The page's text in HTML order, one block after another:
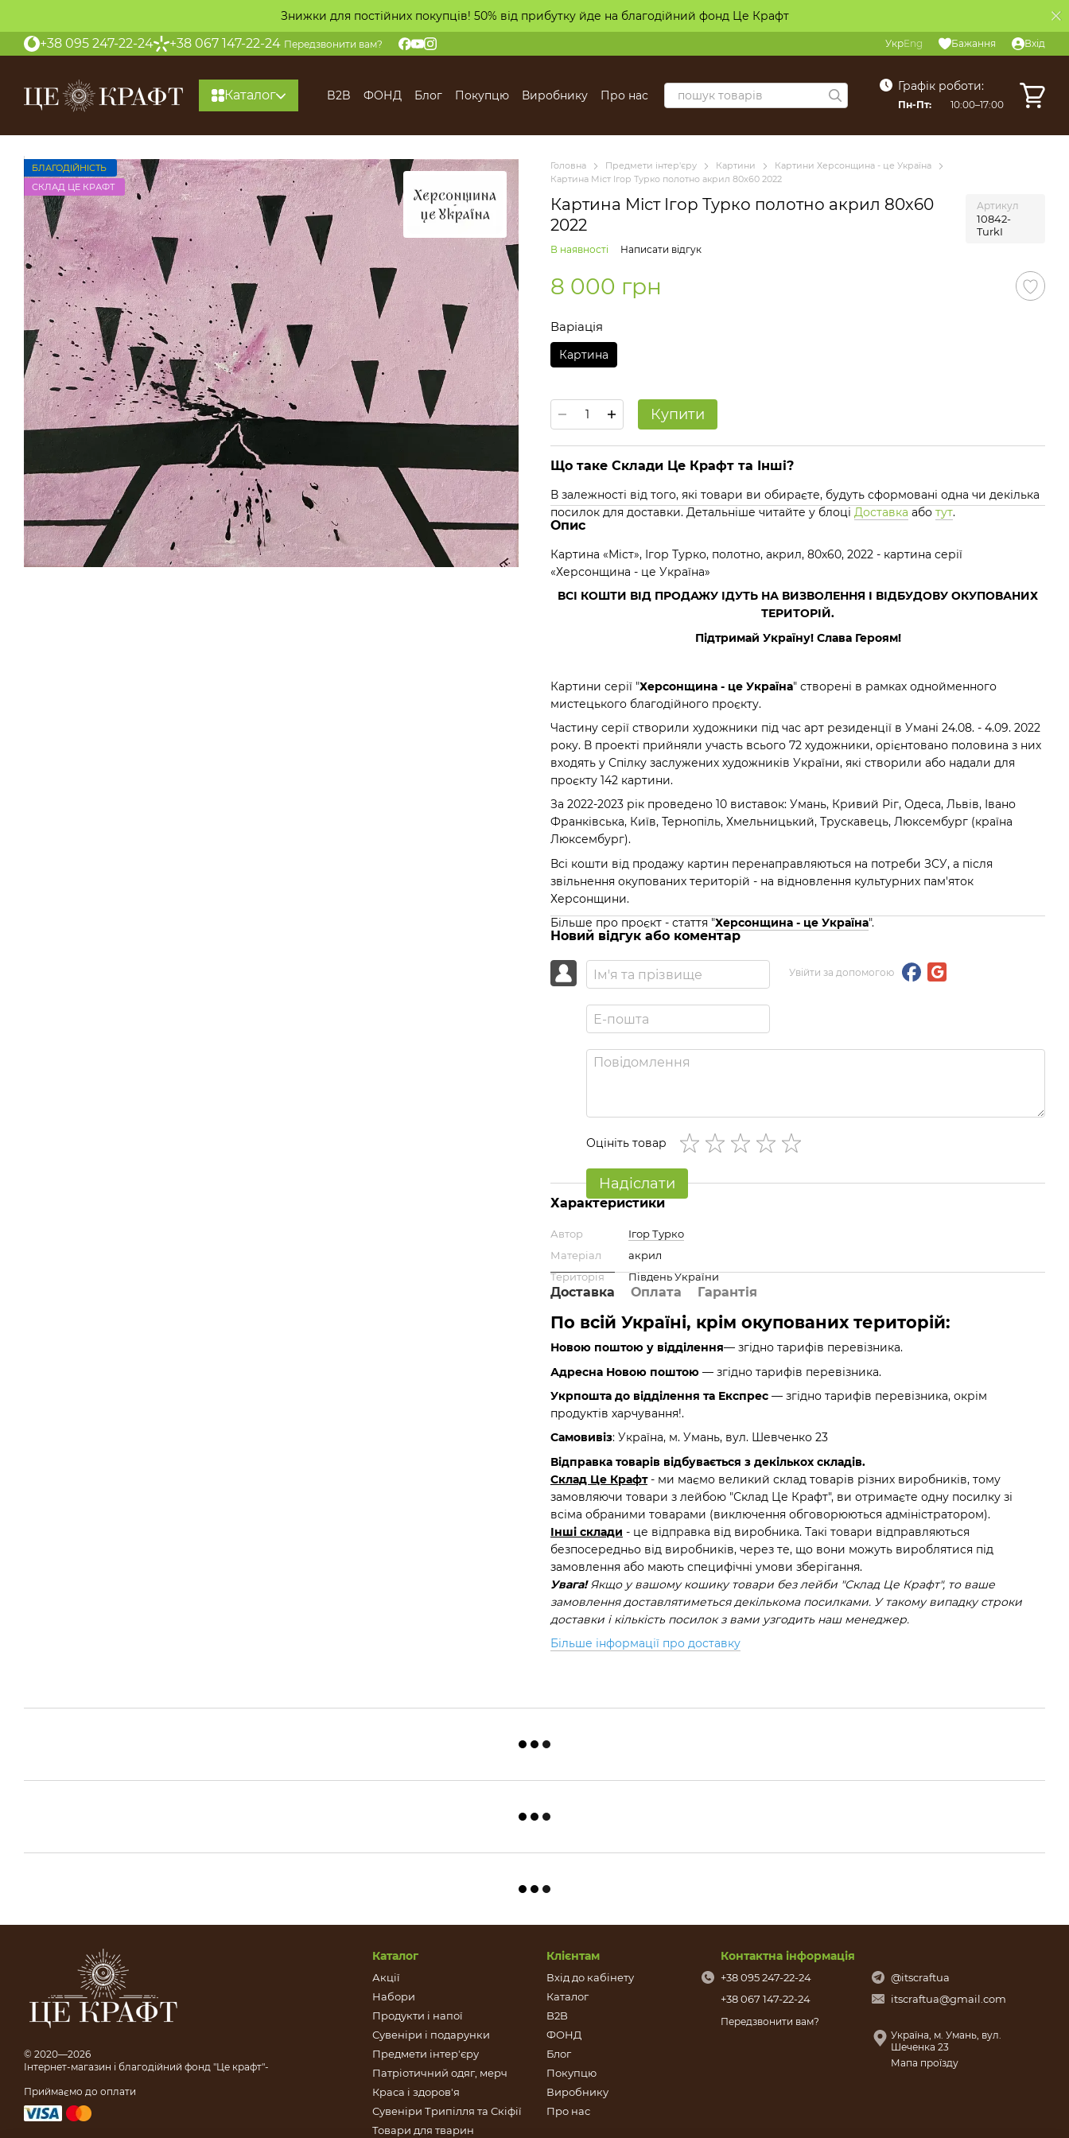
Знижки для постійних покупців! 50% від прибутку йде на благодійний фонд Це Крафт
+38 095 247-22-24 +38 067 147-22-24 Передзвонити вам? УкрEng Бажання Вхід
Каталог B2B ФОНД Блог Покупцю Виробнику Про нас
Графік роботи:
Пн-Пт: 10:00–17:00
БЛАГОДІЙНІСТЬ
СКЛАД ЦЕ КРАФТ
Головна Предмети інтер'єру Картини
Картини Херсонщина - це Україна
Картина Міст Ігор Турко полотно акрил 80х60 2022
Картина Міст Ігор Турко полотно акрил 80х60
2022
Артикул
10842-
TurkI
В наявності Написати відгук
8 000 грн
Варіація
Картина
Купити
Що таке Склади Це Крафт та Інші?
В залежності від того, які товари ви обираєте, будуть сформовані одна чи декілька
посилок для доставки. Детальніше читайте у блоці Доставка або тут.
Опис
Картина «Міст», Ігор Турко, полотно, акрил, 80х60, 2022 - картина серії
«Херсонщина - це Україна»
ВСІ КОШТИ ВІД ПРОДАЖУ ІДУТЬ НА ВИЗВОЛЕННЯ І ВІДБУДОВУ ОКУПОВАНИХ
ТЕРИТОРІЙ.
Підтримай Україну! Слава Героям!
Картини серії "Херсонщина - це Україна" створені в рамках однойменного
мистецького благодійного проєкту.
Частину серії створили художники під час арт резиденції в Умані 24.08. - 4.09. 2022
року. В проекті прийняли участь всього 72 художники, орієнтовано половина з них
входять у Спілку заслужених художників України, які створили або надали для
проєкту 142 картини.
За 2022-2023 рік проведено 10 виставок: Умань, Кривий Ріг, Одеса, Львів, Івано
Франківська, Київ, Тернопіль, Хмельницький, Трускавець, Люксембург (країна
Люксембург).
Всі кошти від продажу картин перенаправляються на потреби ЗСУ, а після
звільнення окупованих територій - на відновлення культурних пам'яток
Херсонщини.
Більше про проєкт - стаття "Херсонщина - це Україна".
Новий відгук або коментар
Увійти за допомогою
Оцініть товар
Надіслати
Характеристики
Автор
Ігор Турко
Матеріал
акрил
Територія
Південь України
Доставка Оплата Гарантія
По всій Україні, крім окупованих територій:
Новою поштою у відділення— згідно тарифів перевізника.
Адресна Новою поштою — згідно тарифів перевізника.
Укрпошта до відділення та Експрес — згідно тарифів перевізника, окрім
продуктів харчування!.
Самовивіз: Україна, м. Умань, вул. Шевченко 23
Відправка товарів відбувається з декількох складів.
Склад Це Крафт- ми маємо великий склад товарів різних виробників, тому
замовляючи товари з лейбою "Склад Це Крафт", ви отримаєте одну посилку зі
всіма обраними товарами (виключення обговорюються адміністратором).
Інші склади - це відправка від виробника. Такі товари відправляються
безпосередньо від виробників, через те, що вони можуть вироблятися під
замовлення або мають специфічні умови зберігання.
Увага!Якщо у вашому кошику товари без лейби "Склад Це Крафт", то ваше
замовлення доставлятиметься декількома посилками. У такому випадку строки
доставки і кількість посилок з вами узгодить наш менеджер.
Більше інформації про доставку
© 2020—2026
Інтернет-магазин і благодійний фонд "Це крафт"-
Приймаємо до оплати
Каталог
Акції
Набори
Продукти і напої
Сувеніри і подарунки
Предмети інтер'єру
Патріотичний одяг, мерч
Краса і здоров'я
Сувеніри Трипілля та Скіфії
Товари для тварин
Клієнтам
Вхід до кабінету
Каталог
B2B
ФОНД
Блог
Покупцю
Виробнику
Про нас
Контактна інформація
+38 095 247-22-24
+38 067 147-22-24
Передзвонити вам?
@itscraftua
itscraftua@gmail.com
Україна, м. Умань, вул.
Шеченка 23
Мапа проїзду